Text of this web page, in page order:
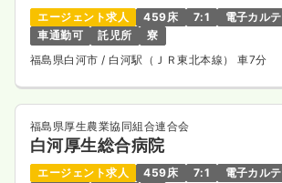
エージェント求人 459床 7:1
電子カルテ
車通勤可
託児所
寮
福島県白河市 / 白河駅（ＪＲ東北本線） 車7分
福島県厚生農業協同組合連合会
白河厚生総合病院
エージェント求人 459床 7:1
電子カルテ